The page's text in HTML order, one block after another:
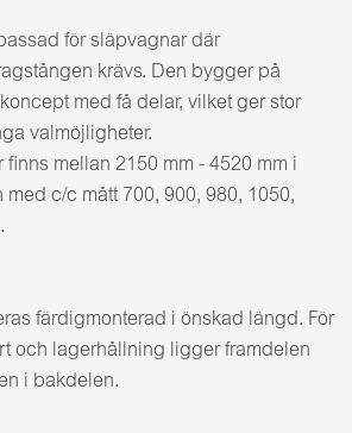
för släpvagnar där
krävs. Den bygger på
med få delar, vilket ger stor
valmöjligheter.
mellan 2150 mm - 4520 mm i
med c/c mått 700, 900, 980, 1050,
färdigmonterad i önskad längd. För
och lagerhållning ligger framdelen
i bakdelen.